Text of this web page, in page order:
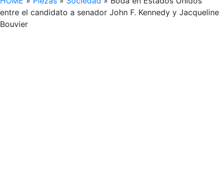
entre el candidato a senador John F. Kennedy y Jacqueline
Bouvier